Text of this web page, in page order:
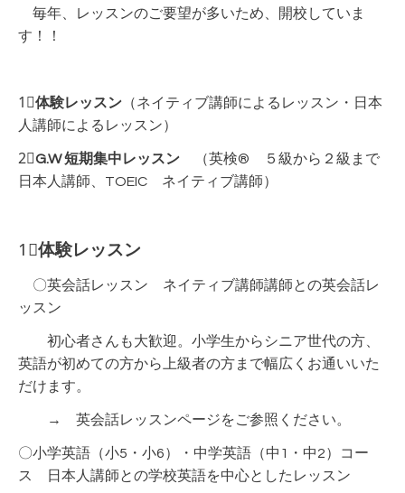
毎年、レッスンのご要望が多いため、開校していま
す！！
1⃣ 体験レッスン （ネイティブ講師によるレッスン・日本
人講師によるレッスン）
2⃣ G.W 短期集中レッスン
（英検® ５級から２級まで
日本人講師、TOEIC ネイティブ講師）
1⃣体験レッスン
〇英会話レッスン ネイティブ講師講師との英会話レ
ッスン
初心者さんも大歓迎。小学生からシニア世代の方、
英語が初めての方から上級者の方まで幅広くお通いいた
だけます。
→ 英会話レッスンページをご参照ください。
〇小学英語（小5・小6）・中学英語（中1・中2）コー
ス 日本人講師との学校英語を中心としたレッスン